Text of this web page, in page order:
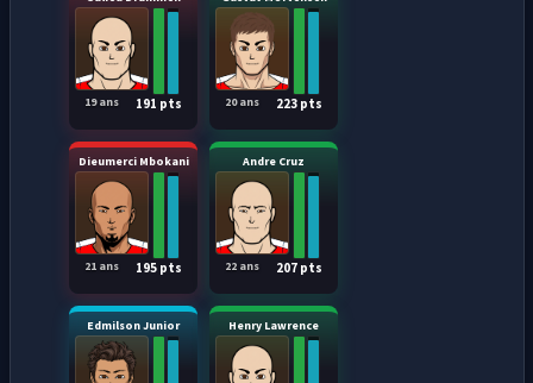
191 pts
19 ans 223 pts
20 ans
Dieumerci Mbokani
195 pts
21 ans
Andre Cruz
207 pts
22 ans
Edmilson Junior Henry Lawrence